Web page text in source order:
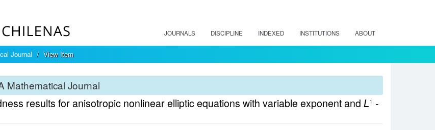
JOURNALS DISCIPLINE INDEXED INSTITUTIONS ABOUT
Journal View Item
Mathematical Journal
results for anisotropic nonlinear elliptic equations with variable exponent and 𝘓¹ -